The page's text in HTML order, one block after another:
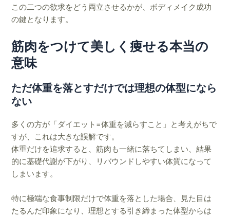
この二つの欲求をどう両立させるかが、ボディメイク成功
の鍵となります。
筋肉をつけて美しく痩せる本当の
意味
ただ体重を落とすだけでは理想の体型になら
ない
多くの方が「ダイエット=体重を減らすこと」と考えがちで
すが、これは大きな誤解です。
体重だけを追求すると、筋肉も一緒に落ちてしまい、結果
的に基礎代謝が下がり、リバウンドしやすい体質になって
しまいます。
特に極端な食事制限だけで体重を落とした場合、見た目は
たるんだ印象になり、理想とする引き締まった体型からは